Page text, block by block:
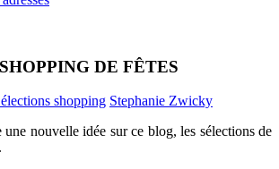
DE FÊTES
shopping Stephanie Zwicky
nouvelle idée sur ce blog, les sélections de